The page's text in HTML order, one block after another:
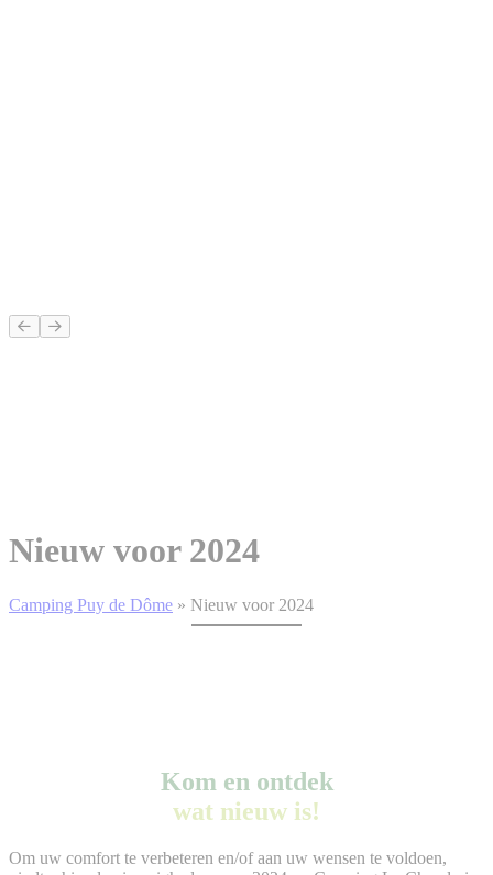
Nieuw voor 2024
Camping Puy de Dôme » Nieuw voor 2024
Kom en ontdek
wat nieuw is!
Om uw comfort te verbeteren en/of aan uw wensen te voldoen,